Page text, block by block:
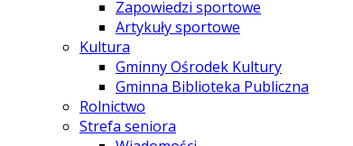
Zapowiedzi sportowe
Artykuły sportowe
Kultura
Gminny Ośrodek Kultury
Gminna Biblioteka Publiczna
Rolnictwo
Strefa seniora